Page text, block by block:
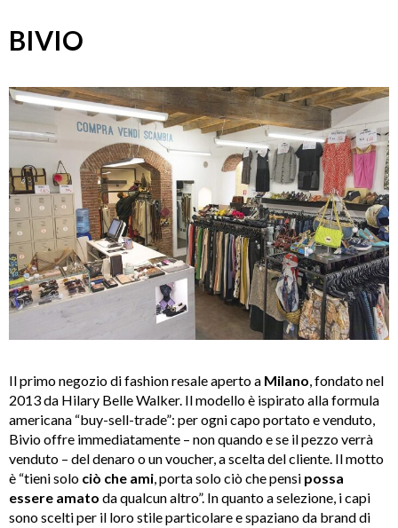
BIVIO
Il primo negozio di fashion resale aperto a Milano, fondato nel
2013 da Hilary Belle Walker. Il modello è ispirato alla formula
americana “buy-sell-trade”: per ogni capo portato e venduto,
Bivio offre immediatamente – non quando e se il pezzo verrà
venduto – del denaro o un voucher, a scelta del cliente. Il motto
è “tieni solo ciò che ami, porta solo ciò che pensi possa
essere amato da qualcun altro”. In quanto a selezione, i capi
sono scelti per il loro stile particolare e spaziano da brand di